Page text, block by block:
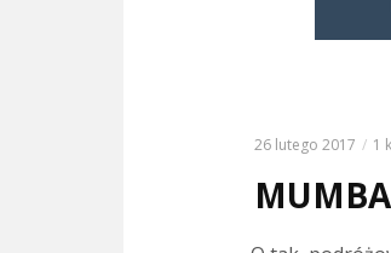
26 lutego 2017 1